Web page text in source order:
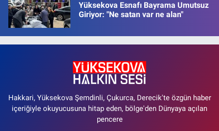
Yüksekova Esnafı Bayrama Umutsuz
Giriyor: "Ne satan var ne alan"
Hakkari, Yüksekova Şemdinli, Çukurca, Derecik'te özgün haber
içeriğiyle okuyucusuna hitap eden, bölge'den Dünyaya açılan
pencere